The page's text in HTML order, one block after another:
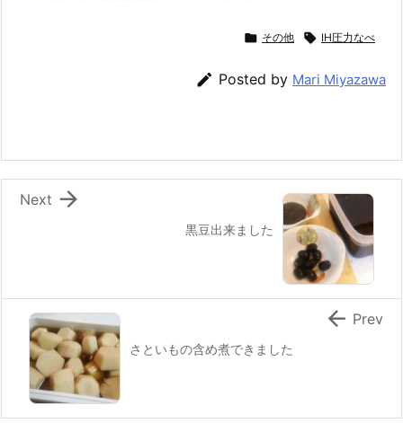
o
k
a
l
 その他  IH圧力なべ
 Posted by Mari Miyazawa
黒豆出来ました

Next
さといもの含め煮できました
 Prev